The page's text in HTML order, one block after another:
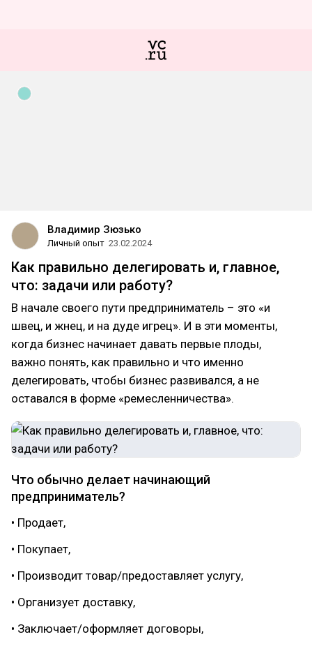
Владимир Зюзько
Личный опыт 23.02.2024
Как правильно делегировать и, главное,
что: задачи или работу?
В начале своего пути предприниматель – это «и
швец, и жнец, и на дуде игрец». И в эти моменты,
когда бизнес начинает давать первые плоды,
важно понять, как правильно и что именно
делегировать, чтобы бизнес развивался, а не
оставался в форме «ремесленничества».
Что обычно делает начинающий
предприниматель?
• Продает,
• Покупает,
• Производит товар/предоставляет услугу,
• Организует доставку,
• Заключает/оформляет договоры,